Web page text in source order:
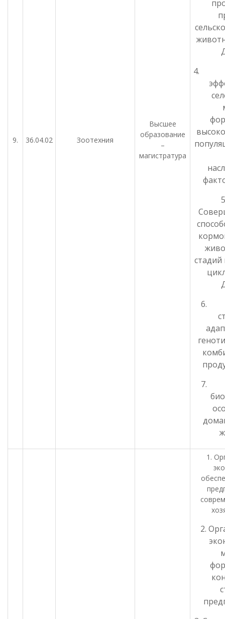
9. 36.04.02 Зоотехния
Высшее
образование
–
магистратура
4.
стадий
6.
7.
1.
2.